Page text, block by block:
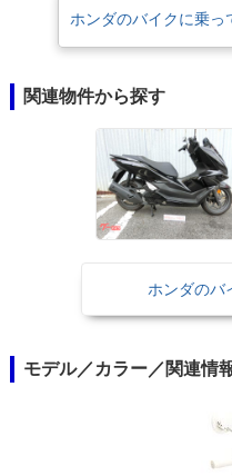
ホンダのバイクに乗っ
関連物件から探す
ホンダのバ
モデル／カラー／関連情